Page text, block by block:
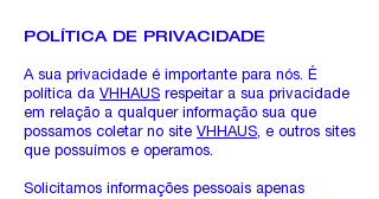
POLÍTICA DE PRIVACIDADE
A sua privacidade é importante para nós. É
política da VHHAUS respeitar a sua privacidade
em relação a qualquer informação sua que
possamos coletar no site VHHAUS, e outros sites
que possuímos e operamos.
Solicitamos informações pessoais apenas